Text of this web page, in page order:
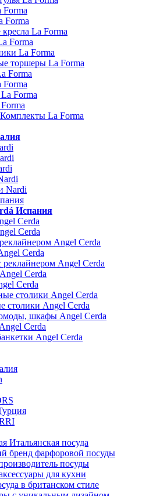
Forma
La Forma
Forma
La Forma
торшеры La Forma
Forma
Forma
La Forma
Nardi
Испания
Cerda
Cerda
Angel Cerda
Cerda
Angel Cerda
Cerda
Cerda
столики Angel Cerda
столики Angel Cerda
шкафы Angel Cerda
Cerda
Angel Cerda
Итальянская посуда
бренд фарфоровой посуды
посуды
для кухни
в британском стиле